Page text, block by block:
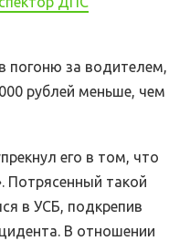
погоню за водителем,
рублей меньше, чем
его в том, что
Потрясенный такой
в УСБ, подкрепив
В отношении